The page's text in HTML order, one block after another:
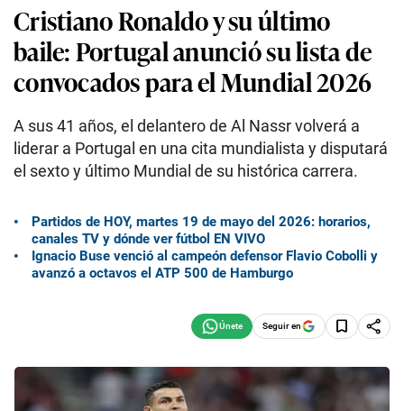
Cristiano Ronaldo y su último
baile: Portugal anunció su lista de
convocados para el Mundial 2026
A sus 41 años, el delantero de Al Nassr volverá a
liderar a Portugal en una cita mundialista y disputará
el sexto y último Mundial de su histórica carrera.
Partidos de HOY, martes 19 de mayo del 2026: horarios,
canales TV y dónde ver fútbol EN VIVO
Ignacio Buse venció al campeón defensor Flavio Cobolli y
avanzó a octavos el ATP 500 de Hamburgo
Seguir en